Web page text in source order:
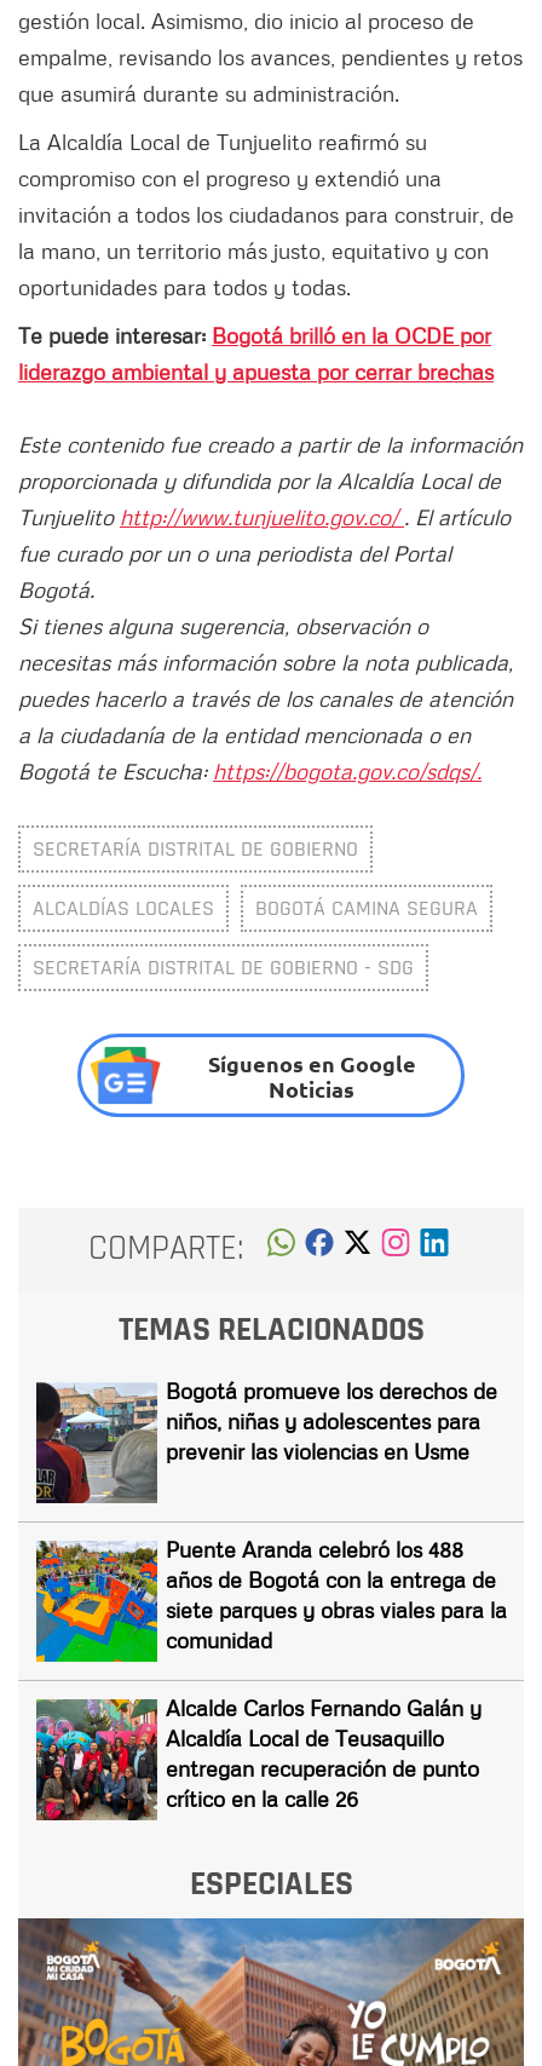
gestión local. Asimismo, dio inicio al proceso de
empalme, revisando los avances, pendientes y retos
que asumirá durante su administración.
La Alcaldía Local de Tunjuelito reafirmó su
compromiso con el progreso y extendió una
invitación a todos los ciudadanos para construir, de
la mano, un territorio más justo, equitativo y con
oportunidades para todos y todas.
Te puede interesar: Bogotá brilló en la OCDE por
liderazgo ambiental y apuesta por cerrar brechas
Este contenido fue creado a partir de la información
proporcionada y difundida por la Alcaldía Local de
Tunjuelito http://www.tunjuelito.gov.co/. El artículo
fue curado por un o una periodista del Portal
Bogotá.
Si tienes alguna sugerencia, observación o
necesitas más información sobre la nota publicada,
puedes hacerlo a través de los canales de atención
a la ciudadanía de la entidad mencionada o en
Bogotá te Escucha: https://bogota.gov.co/sdqs/.
SECRETARÍA DISTRITAL DE GOBIERNO
ALCALDÍAS LOCALES BOGOTÁ CAMINA SEGURA
SECRETARÍA DISTRITAL DE GOBIERNO - SDG
Síguenos en Google
Noticias
COMPARTE:
TEMAS RELACIONADOS
Bogotá promueve los derechos de
niños, niñas y adolescentes para
prevenir las violencias en Usme
Puente Aranda celebró los 488
años de Bogotá con la entrega de
siete parques y obras viales para la
comunidad
Alcalde Carlos Fernando Galán y
Alcaldía Local de Teusaquillo
entregan recuperación de punto
crítico en la calle 26
ESPECIALES